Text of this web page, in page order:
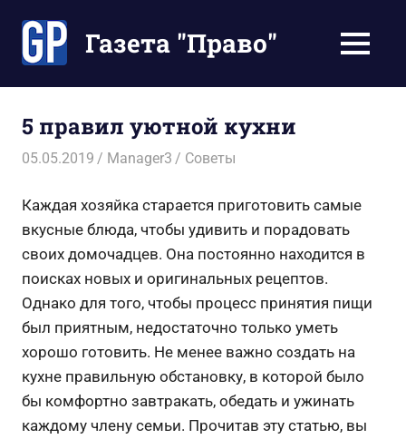
содержимомуГазета "Право"
Ваше
время
МЕНЮ
5 правил уютной кухни
05.05.2019 Manager3 Советы
Каждая хозяйка старается приготовить самые
вкусные блюда, чтобы удивить и порадовать
своих домочадцев. Она постоянно находится в
поисках новых и оригинальных рецептов.
Однако для того, чтобы процесс принятия пищи
был приятным, недостаточно только уметь
хорошо готовить. Не менее важно создать на
кухне правильную обстановку, в которой было
бы комфортно завтракать, обедать и ужинать
каждому члену семьи. Прочитав эту статью, вы